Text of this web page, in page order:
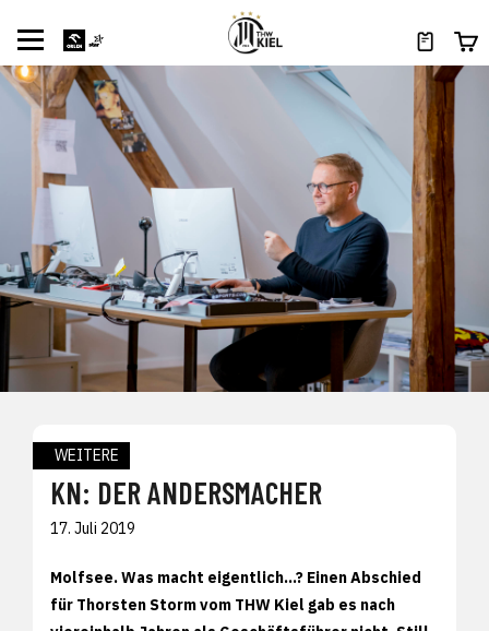
WEITERE
KN: DER ANDERSMACHER
17. Juli 2019
Molfsee.Was macht eigentlich...? Einen Abschied
für Thorsten Storm vom THW Kiel gab es nach